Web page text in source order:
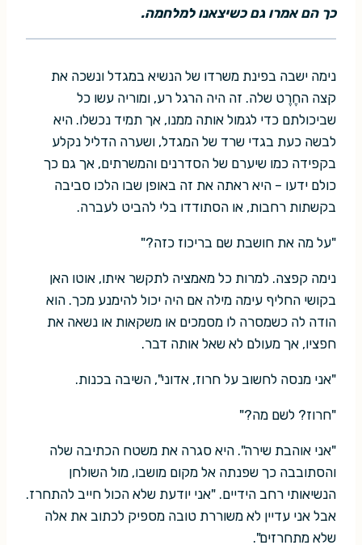
כך הם אמרו גם כשיצאנו למלחמה.
נימה ישבה בפינת משרדו של הנשיא במגדל ונשכה את
קצה החֶרֶט שלה. זה היה הרגל רע, ומוריה עשו כל
שביכולתם כדי לגמול אותה ממנו, אך תמיד נכשלו. היא
לבשה כעת בגדי שרד של המגדל, ושערה הדליל נקלע
בקפידה כמו שיערם של הסדרנים והמשרתים, אך גם כך
כולם ידעו – היא ראתה את זה באופן שבו הלכו סביבה
בקשתות רחבות, או הסתודדו בלי להביט לעברה.
"על מה את חושבת שם בריכוז כזה?"
נימה קפצה. למרות כל מאמציה לתקשר איתו, אוטו האן
בקושי החליף עימה מילה אם היה יכול להימנע מכך. הוא
הודה לה כשמסרה לו מסמכים או משקאות או נשאה את
חפציו, אך מעולם לא שאל אותה דבר.
"אני מנסה לחשוב על חרוז, אדוני", השיבה בכנות.
"חרוז? לשם מה?"
"אני אוהבת שירה". היא סגרה את משטח הכתיבה שלה
והסתובבה כך שפנתה אל מקום מושבו, מול השולחן
הנשיאותי רחב הידיים. "אני יודעת שלא הכול חייב להתחרז.
אבל אני עדיין לא משוררת טובה מספיק לכתוב את אלה
שלא מתחרזים".